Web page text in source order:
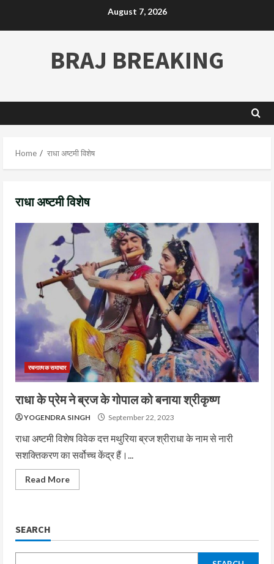
August 7, 2026
BRAJ BREAKING
Home राधा अष्टमी विशेष
राधा अष्टमी विशेष
रचनात्मक समाचार
राधा के प्रेम ने ब्रज के गोपाल को बनाया श्रीकृष्ण
YOGENDRA SINGH September 22, 2023
राधा अष्टमी विशेष विवेक दत्त मथुरिया ब्रज श्रीराधा के नाम से नारी
सशक्तिकरण का सर्वोच्च केंद्र हैं।...
Read More
SEARCH